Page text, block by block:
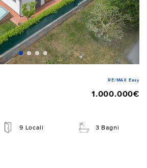
RE/MAX Easy
1.000.000€
9 Locali 3 Bagni